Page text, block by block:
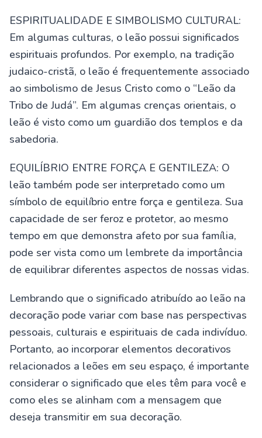
ESPIRITUALIDADE E SIMBOLISMO CULTURAL:
Em algumas culturas, o leão possui significados
espirituais profundos. Por exemplo, na tradição
judaico-cristã, o leão é frequentemente associado
ao simbolismo de Jesus Cristo como o “Leão da
Tribo de Judá”. Em algumas crenças orientais, o
leão é visto como um guardião dos templos e da
sabedoria.
EQUILÍBRIO ENTRE FORÇA E GENTILEZA: O
leão também pode ser interpretado como um
símbolo de equilíbrio entre força e gentileza. Sua
capacidade de ser feroz e protetor, ao mesmo
tempo em que demonstra afeto por sua família,
pode ser vista como um lembrete da importância
de equilibrar diferentes aspectos de nossas vidas.
Lembrando que o significado atribuído ao leão na
decoração pode variar com base nas perspectivas
pessoais, culturais e espirituais de cada indivíduo.
Portanto, ao incorporar elementos decorativos
relacionados a leões em seu espaço, é importante
considerar o significado que eles têm para você e
como eles se alinham com a mensagem que
deseja transmitir em sua decoração.